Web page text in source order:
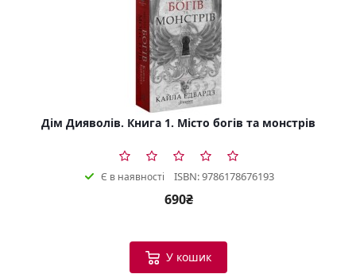
Дім Дияволів. Книга 1. Місто богів та монстрів
Є в наявності ISBN: 9786178676193
690₴
У кошик